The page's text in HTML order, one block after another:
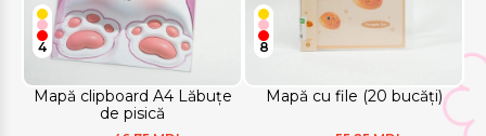
Mapă clipboard A4 Lăbuțe
de pisică
4
Mapă cu file (20 bucăți)
8